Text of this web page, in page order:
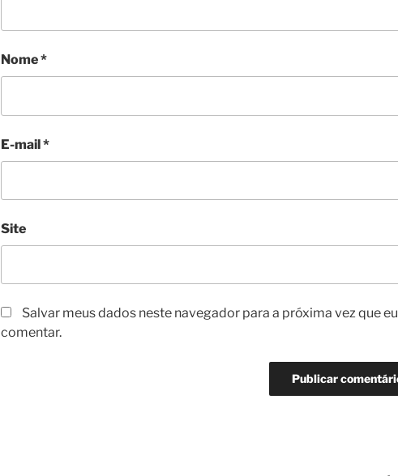
Nome*
E-mail*
Site
Salvar meus dados neste navegador para a próxima vez que eu
comentar.